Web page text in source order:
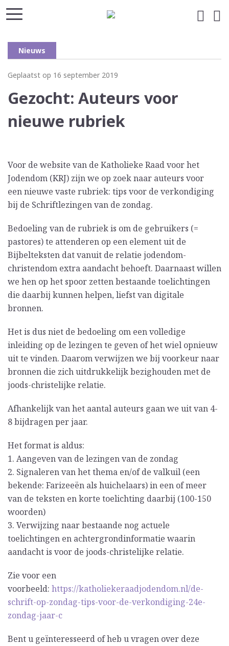
Nieuws
Geplaatst op 16 september 2019
Gezocht: Auteurs voor
nieuwe rubriek
Voor de website van de Katholieke Raad voor het
Jodendom (KRJ) zijn we op zoek naar auteurs voor
een nieuwe vaste rubriek: tips voor de verkondiging
bij de Schriftlezingen van de zondag.
Bedoeling van de rubriek is om de gebruikers (=
pastores) te attenderen op een element uit de
Bijbelteksten dat vanuit de relatie jodendom-
christendom extra aandacht behoeft. Daarnaast willen
we hen op het spoor zetten bestaande toelichtingen
die daarbij kunnen helpen, liefst van digitale
bronnen.
Het is dus niet de bedoeling om een volledige
inleiding op de lezingen te geven of het wiel opnieuw
uit te vinden. Daarom verwijzen we bij voorkeur naar
bronnen die zich uitdrukkelijk bezighouden met de
joods-christelijke relatie.
Afhankelijk van het aantal auteurs gaan we uit van 4-
8 bijdragen per jaar.
Het format is aldus:
1. Aangeven van de lezingen van de zondag
2. Signaleren van het thema en/of de valkuil (een
bekende: Farizeeën als huichelaars) in een of meer
van de teksten en korte toelichting daarbij (100-150
woorden)
3. Verwijzing naar bestaande nog actuele
toelichtingen en achtergrondinformatie waarin
aandacht is voor de joods-christelijke relatie.
Zie voor een
voorbeeld: https://katholiekeraadjodendom.nl/de-
schrift-op-zondag-tips-voor-de-verkondiging-24e-
zondag-jaar-c
Bent u geïnteresseerd of heb u vragen over deze